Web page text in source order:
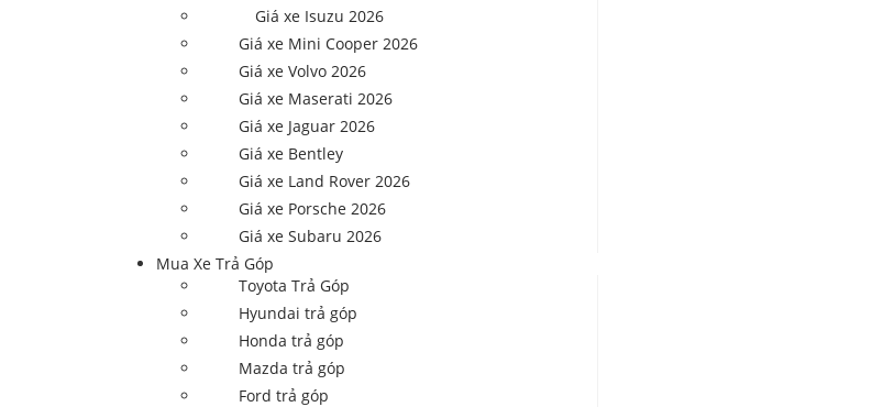
Giá xe Isuzu 2026
Giá xe Mini Cooper 2026
Giá xe Volvo 2026
Giá xe Maserati 2026
Giá xe Jaguar 2026
Giá xe Bentley
Giá xe Land Rover 2026
Giá xe Porsche 2026
Giá xe Subaru 2026
Mua Xe Trả Góp
Toyota Trả Góp
Hyundai trả góp
Honda trả góp
Mazda trả góp
Ford trả góp